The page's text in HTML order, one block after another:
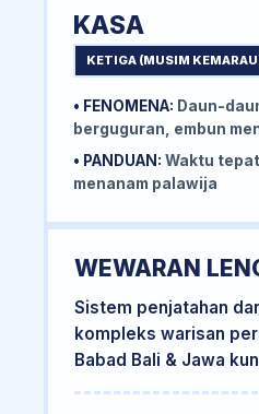
KASA
KETIGA (MUSIM
• FENOMENA: Daun-
berguguran, embun
• PANDUAN: Waktu tepat
menanam palawija
WEWARAN
Sistem penjatahan
kompleks warisan
Babad Bali & Jawa